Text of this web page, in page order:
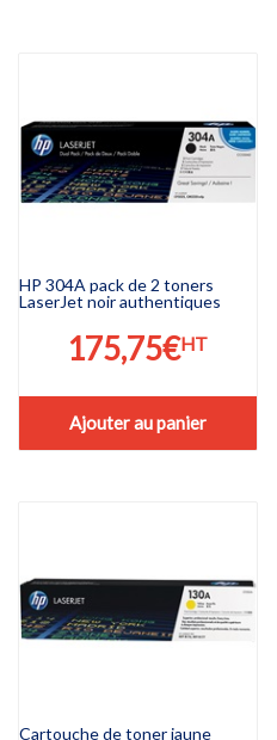
HP 304A pack de 2 toners
LaserJet noir authentiques
175,75€HT
Ajouter au panier
Cartouche de toner jaune